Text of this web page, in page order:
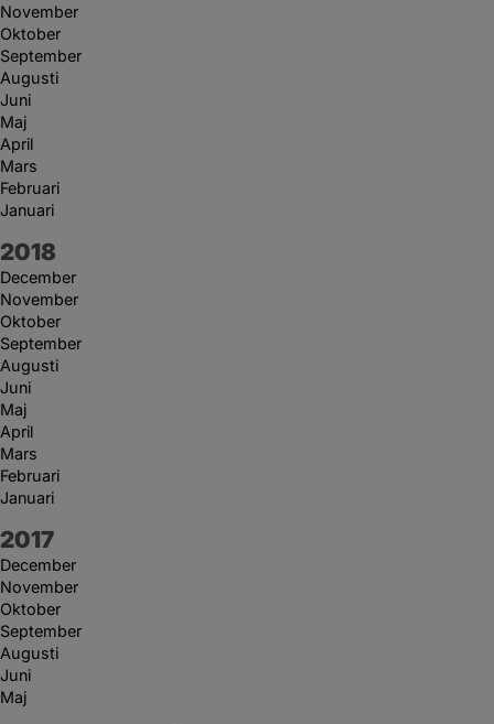
November
Oktober
September
Augusti
Juni
Maj
April
Mars
Februari
Januari
År:
2018
December
November
Oktober
September
Augusti
Juni
Maj
April
Mars
Februari
Januari
År:
2017
December
November
Oktober
September
Augusti
Juni
Maj